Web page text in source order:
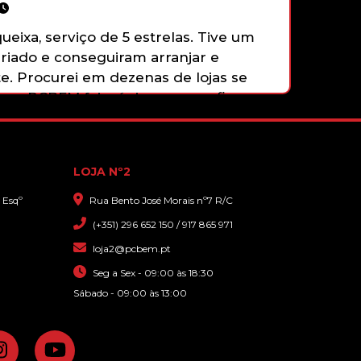
12,90€
serviço de 5 estrelas. Tive um
e conseguiram arranjar e
Procurei em dezenas de lojas se
a PCBEM foi a única que confirmou
tudo a um preço muito acessível e
LOJA Nº2
Rua Bento José Morais nº7 R/C
(+351) 296 652 150 / 917 865 971
loja2@pcbem.pt
Seg a Sex - 09:00 às 18:30
Sábado - 09:00 às 13:00